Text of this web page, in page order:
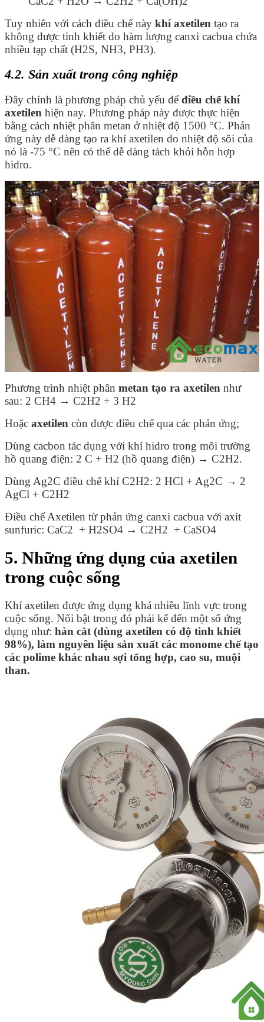
Tuy nhiên với cách điều chế này khí axetilen tạo ra
không được tinh khiết do hàm lượng canxi cacbua chứa
nhiều tạp chất (H2S, NH3, PH3).
4.2. Sản xuất trong công nghiệp
Đây chính là phương pháp chủ yếu đểđiều chế khí
axetilen hiện nay. Phương pháp này được thực hiện
bằng cách nhiệt phân metan ở nhiệt độ 1500 °C. Phản
ứng này dễ dàng tạo ra khí axetilen do nhiệt độ sôi của
nó là -75 °C nên có thể dễ dàng tách khỏi hỗn hợp
hidro.
Phương trình nhiệt phân metan tạo ra axetilen như
sau: 2 CH4 → C2H2 + 3 H2
Hoặc axetilen còn được điều chế qua các phản ứng;
Dùng cacbon tác dụng với khí hidro trong môi trường
hồ quang điện: 2 C + H2 (hồ quang điện) → C2H2.
Dùng Ag2C điều chế khí C2H2: 2 HCl + Ag2C → 2
AgCl + C2H2
Điều chế Axetilen từ phản ứng canxi cacbua với axit
sunfuric: CaC2 + H2SO4 → C2H2 + CaSO4
5. Những ứng dụng của axetilen
trong cuộc sống
Khí axetilen được ứng dụng khá nhiều lĩnh vực trong
cuộc sống. Nổi bật trong đó phải kể đến một số ứng
dụng như: hàn cắt (dùng axetilen có độ tinh khiết
98%), làm nguyên liệu sản xuất các monome chế tạo
các polime khác nhau sợi tổng hợp, cao su, muội
than.